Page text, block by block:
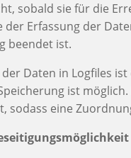
sobald sie für die
Erfassung der
beendet ist.
Daten in Logfiles
ist
sodass eine